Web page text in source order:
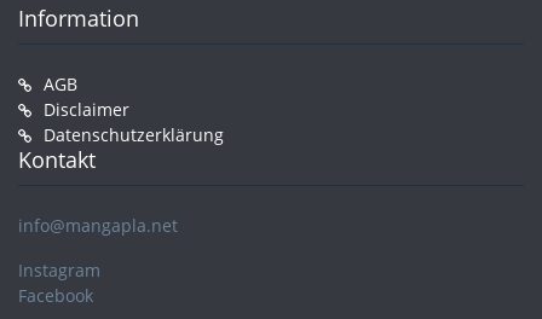
Information
AGB
Disclaimer
Datenschutzerklärung
Kontakt
info@mangapla.net
Instagram
Facebook